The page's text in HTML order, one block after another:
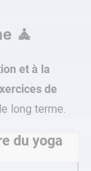
🧘
et à la
de
long terme.
du yoga